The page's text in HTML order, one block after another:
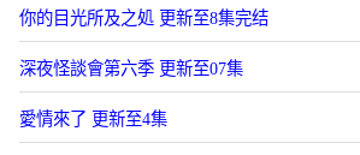
你的目光所及之処 更新至8集完结
深夜怪談會第六季 更新至07集
愛情來了 更新至4集